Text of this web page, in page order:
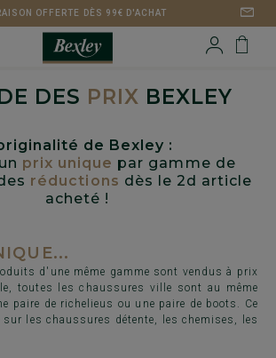
OFFERTE DÈS 99€ D'ACHAT
DES PRIX BEXLEY
de Bexley :
prix unique par gamme de
réductions dès le 2d article
acheté !
d'une même gamme sont vendus à prix
toutes les chaussures ville sont au même
paire de richelieus ou une paire de boots. Ce
sur les chaussures détente, les chemises, les